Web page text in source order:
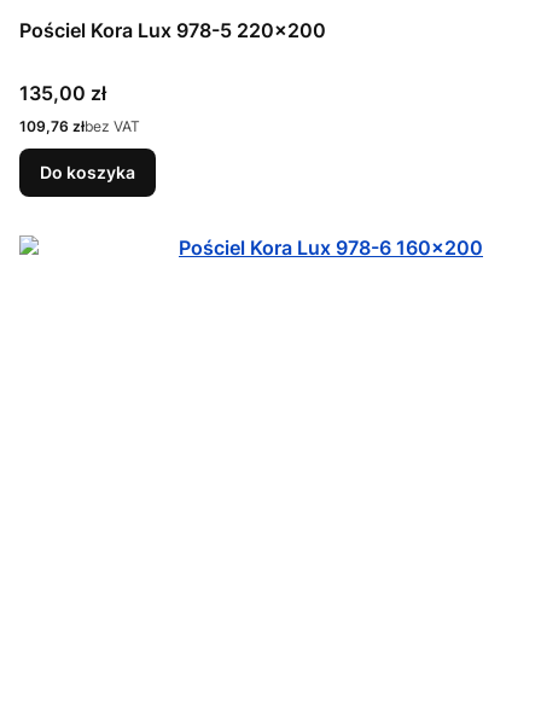
Pościel Kora Lux 978-5 220x200
Cena
135,00 zł
Cena
109,76 złbez VAT
Do koszyka